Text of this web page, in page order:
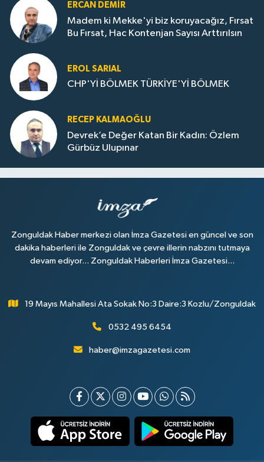
ERCAN DEMIR
Madem ki Mekke'yi biz koruyacağız, Fırsat
Bu Fırsat, Hac Kontenjan Sayısı Arttırılsın
EROL SARIAL
CHP'Yİ BÖLMEK TÜRKİYE'Yİ BÖLMEK
RECEP KALMAOĞLU
Devrek’e Değer Katan Bir Kadın: Özlem
Gürbüz Ulupınar
Zonguldak Haber merkezi olan İmza Gazetesi en güncel ve son
dakika haberleri ile Zonguldak ve çevre illerin nabzını tutmaya
devam ediyor... Zonguldak Haberleri İmza Gazetesi...
19 Mayıs Mahallesi Ata Sokak No:3 Daire:3 Kozlu/Zonguldak
0532 495 6454
haber@imzagazetesi.com